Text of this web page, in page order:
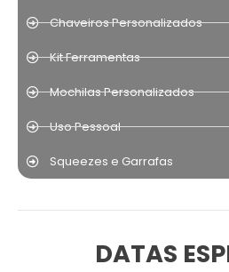
Chaveiros Personalizados
Kit Ferramentas
Mochilas Personalizados
Uso Pessoal
Squeezes e Garrafas
DATAS